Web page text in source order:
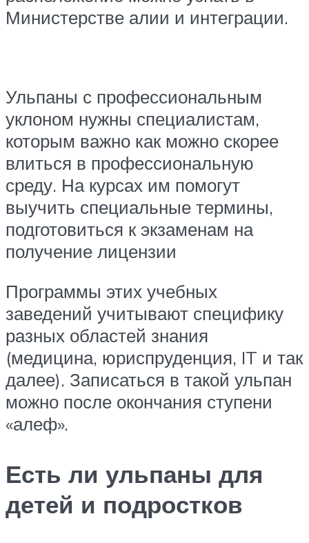
Министерстве алии и интеграции.
Ульпаны с профессиональным
уклоном нужны специалистам,
которым важно как можно скорее
влиться в профессиональную
среду. На курсах им помогут
выучить специальные термины,
подготовиться к экзаменам на
получение лицензии
Программы этих учебных
заведений учитывают специфику
разных областей знания
(медицина, юриспруденция, IT и так
далее). Записаться в такой ульпан
можно после окончания ступени
«алеф».
Есть ли ульпаны для
детей и подростков